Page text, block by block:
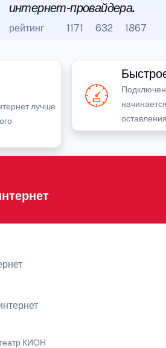
интернет-провайдера.
рейтинг 1171 632 1867
лучше
КИОН